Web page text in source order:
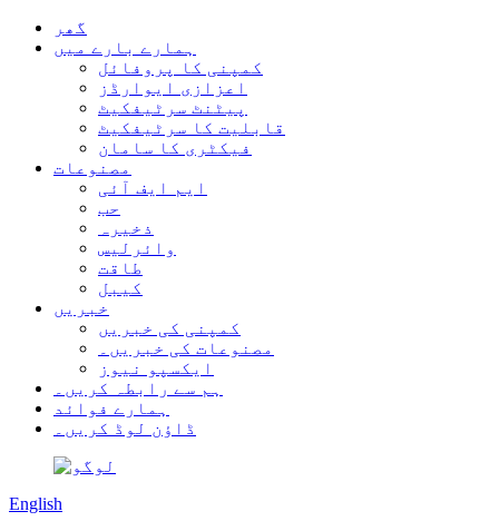
گھر
ہمارے بارے میں
کمپنی کا پروفائل
اعزازی ایوارڈز
پیٹنٹ سرٹیفکیٹ
قابلیت کا سرٹیفکیٹ
فیکٹری کا سامان
مصنوعات
ایم ایف آئی
حب
ذخیرہ
وائرلیس
طاقت
کیبل
خبریں
کمپنی کی خبریں
مصنوعات کی خبریں۔
ایکسپو نیوز
ہم سے رابطہ کریں۔
ہمارے فوائد
ڈاؤن لوڈ کریں۔
English